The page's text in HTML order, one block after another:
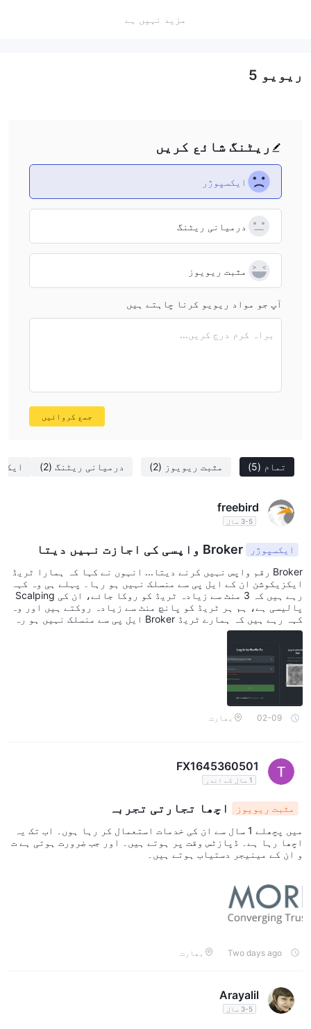
مزید نہیں ہے
تمام (5) مثبت ریویوز (2) درمیانی ریٹنگ (2)
freebird
3-5 سال
ایکسپوژر
Broker رقم واپس نہیں کرنے دیتا... انہوں نے کہا کہ ہمارا ٹریڈ
ایکزیکوشن ان کے ایل پی سے منسلک نہیں ہو رہا۔ پہلے ہی وہ کہہ
رہے ہیں کہ 3 منٹ سے زیادہ ٹریڈ کو روکا جائے، ان کی Scalping
پالیسی ہے، ہم ہر ٹریڈ کو پانچ منٹ سے زیادہ روکتے ہیں اور وہ
کہہ رہے ہیں کہ ہمارے ٹریڈ Broker ایل پی سے منسلک نہیں ہو رہ
ے۔ ہم نے Broker سے رابطہ کیا، ان کے پاس منسلک ہونے کے لیے من
02-09 بھارت
FX1645360501
1 سال کے اندر
مثبت ریویوز اچھا تجارتی تجربہ
میں پچھلے 1 سال سے ان کی خدمات استعمال کر رہا ہوں۔ اب تک یہ
اچھا رہا ہے۔ ڈپازٹس وقت پر ہوتے ہیں۔ اور جب ضرورت ہوتی ہے ت
و ان کے مینیجر دستیاب ہوتے ہیں۔
Two days ago بھارت
Arayalil
3-5 سال
ریٹنگ شائع کریں
ایکسپوژر
درمیانی ریٹنگ
مثبت ریویوز
آپ جو مواد ریویو کرنا چاہتے ہیں
براہ کرم درج کریں...
جمع کروائیں
ریویو